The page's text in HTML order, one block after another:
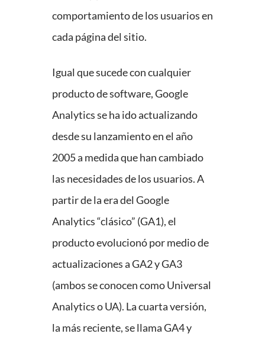
comportamiento de los usuarios en
cada página del sitio.
Igual que sucede con cualquier
producto de software, Google
Analytics se ha ido actualizando
desde su lanzamiento en el año
2005 a medida que han cambiado
las necesidades de los usuarios. A
partir de la era del Google
Analytics “clásico” (GA1), el
producto evolucionó por medio de
actualizaciones a GA2 y GA3
(ambos se conocen como Universal
Analytics o UA). La cuarta versión,
la más reciente, se llama GA4 y